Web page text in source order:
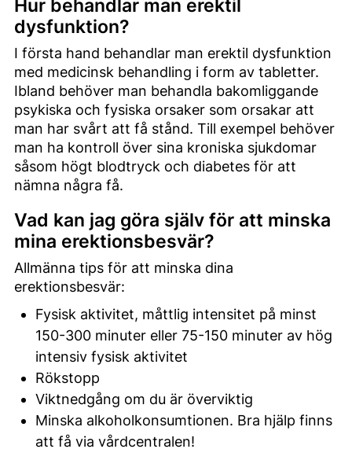
Hur behandlar man erektil
dysfunktion?
I första hand behandlar man erektil dysfunktion
med medicinsk behandling i form av tabletter.
Ibland behöver man behandla bakomliggande
psykiska och fysiska orsaker som orsakar att
man har svårt att få stånd. Till exempel behöver
man ha kontroll över sina kroniska sjukdomar
såsom högt blodtryck och diabetes för att
nämna några få.
Vad kan jag göra själv för att minska
mina erektionsbesvär?
Allmänna tips för att minska dina
erektionsbesvär:
Fysisk aktivitet, måttlig intensitet på minst
150-300 minuter eller 75-150 minuter av hög
intensiv fysisk aktivitet
Rökstopp
Viktnedgång om du är överviktig
Minska alkoholkonsumtionen. Bra hjälp finns
att få via vårdcentralen!